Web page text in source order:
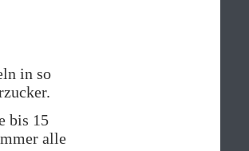
in so
bis 15
alle